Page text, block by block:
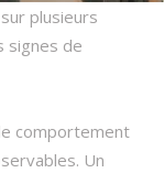
plusieurs
signes de
comportement
Un